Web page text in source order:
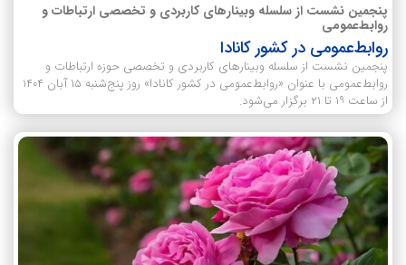
پنجمین نشست از سلسله وبینارهای کاربردی و تخصصی ارتباطات و
روابط‌عمومی
روابط‌عمومی در کشور کانادا
پنجمین نشست از سلسله وبینارهای کاربردی و تخصصی حوزه ارتباطات و
روابط‌عمومی با عنوان «روابط‌عمومی در کشور کانادا» روز پنج‌شنبه ۱۵ آبان ۱۴۰۴
از ساعت ۱۹ تا ۲۱ برگزار می‌شود.